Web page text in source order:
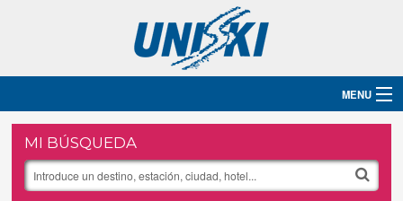
MENU
Inicio
Destinos
MI BÚSQUEDA